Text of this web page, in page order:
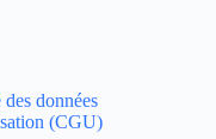
données
(CGU)